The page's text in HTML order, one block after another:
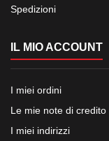
Spedizioni
IL MIO ACCOUNT
I miei ordini
Le mie note di credito
I miei indirizzi